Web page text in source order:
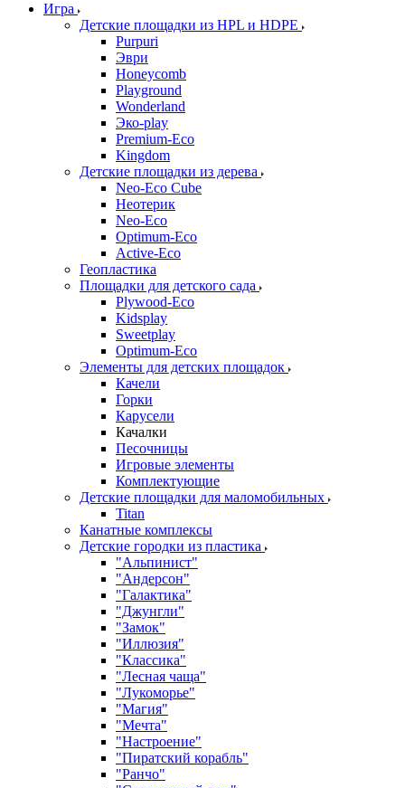
Игра
Детские площадки из HPL и HDPE
Purpuri
Эври
Honeycomb
Playground
Wonderland
Эко-play
Premium-Eco
Kingdom
Детские площадки из дерева
Neo-Eco Cube
Неотерик
Neo-Eco
Оptimum-Еco
Active-Eco
Геопластика
Площадки для детского сада
Plywood-Eco
Kidsplay
Sweetplay
Оptimum-Еco
Элементы для детских площадок
Качели
Горки
Карусели
Качалки
Песочницы
Игровые элементы
Комплектующие
Детские площадки для маломобильных
Titan
Канатные комплексы
Детские городки из пластика
"Альпинист"
"Андерсон"
"Галактика"
"Джунгли"
"Замок"
"Иллюзия"
"Классика"
"Лесная чаща"
"Лукоморье"
"Магия"
"Мечта"
"Настроение"
"Пиратский корабль"
"Ранчо"